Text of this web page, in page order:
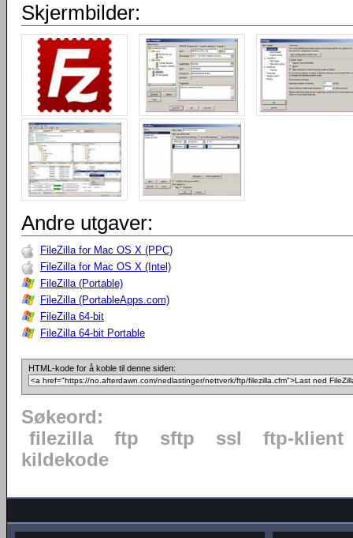
Skjermbilder:
Andre utgaver:
FileZilla for Mac OS X (PPC)
FileZilla for Mac OS X (Intel)
FileZilla (Portable)
FileZilla (PortableApps.com)
FileZilla 64-bit
FileZilla 64-bit Portable
HTML-kode for å koble til denne siden:
Søkeord:
filezilla
ftp sftp ssl
ftp-klient
kildekode